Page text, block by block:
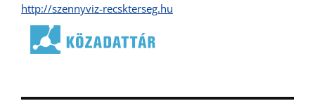
http://szennyviz-recskterseg.hu